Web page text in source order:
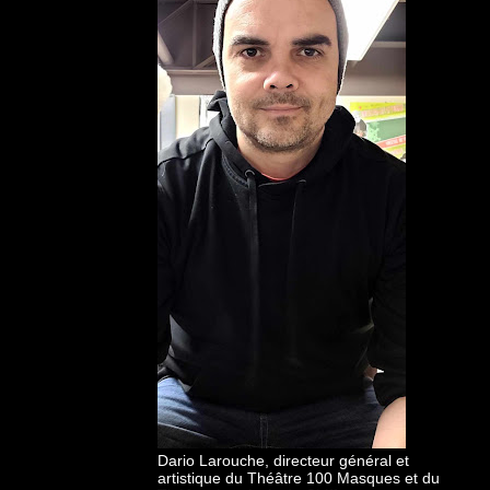
Dario Larouche, directeur général et
artistique du Théâtre 100 Masques et du